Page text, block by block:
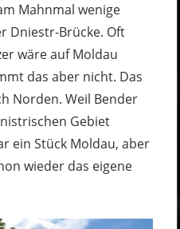
Mahnmal wenige
Dniestr-Brücke. Oft
wäre auf Moldau
das aber nicht. Das
Norden. Weil Bender
Gebiet
ein Stück Moldau, aber
wieder das eigene